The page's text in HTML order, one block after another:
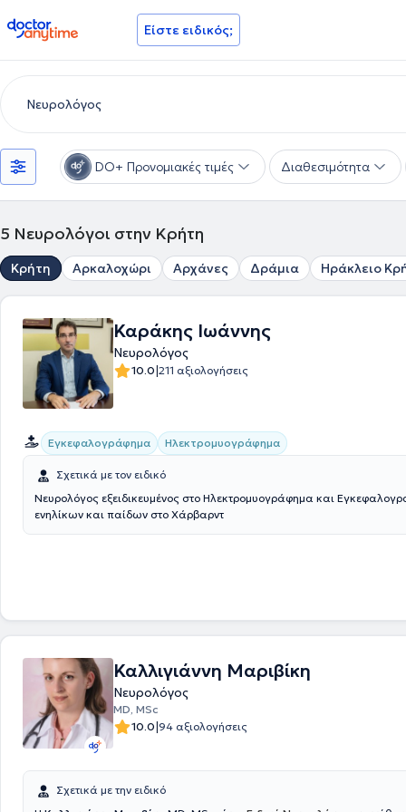
doctoranytime Είστε ειδικός;
DO+ Προνομιακές τιμές Διαθεσιμότητα
5 Νευρολόγοι στην Κρήτη
Κρήτη Αρκαλοχώρι Αρχάνες Δράμια Ηράκλειο
Καράκης Ιωάννης
Νευρολόγος
10.0|211 αξιολογήσεις
Εγκεφαλογράφημα Ηλεκτρομυογράφημα
Σχετικά με τον ειδικό
Νευρολόγος εξειδικευμένος στο Ηλεκτρομυογράφημα και
ενηλίκων και παίδων στο Χάρβαρντ
Καλλιγιάννη Μαριβίκη
Νευρολόγος
MD, MSc
10.0|94 αξιολογήσεις
Σχετικά με την ειδικό